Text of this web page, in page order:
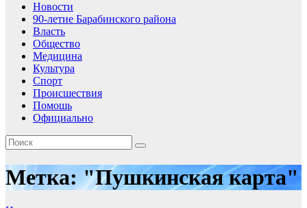
Новости
90-летие Барабинского района
Власть
Общество
Медицина
Культура
Спорт
Происшествия
Помошь
Официально
Метка:"Пушкинская карта"